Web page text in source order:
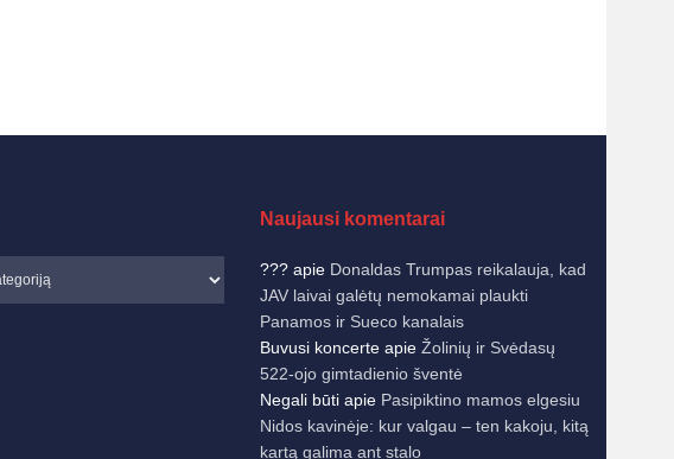
Naujausi komentarai
???apie Donaldas Trumpas reikalauja, kad
JAV laivai galėtų nemokamai plaukti
Panamos ir Sueco kanalais
Buvusi koncerteapie Žolinių ir Svėdasų
522-ojo gimtadienio šventė
Negali būtiapie Pasipiktino mamos elgesiu
Nidos kavinėje: kur valgau – ten kakoju, kitą
kartą galima ant stalo